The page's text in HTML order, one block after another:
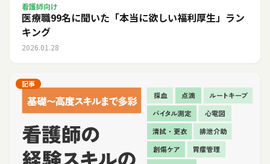
看護師向け
医療職99名に聞いた「本当に欲しい福利厚生」ラン
キング
2026.01.28
記事